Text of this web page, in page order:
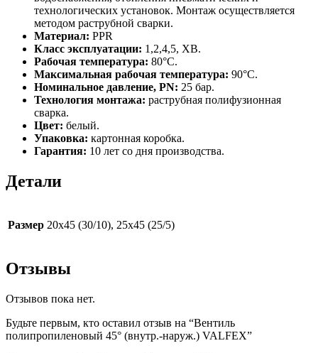
технологических установок. Монтаж осуществляется
методом раструбной сварки.
Материал: PPR
Класс эксплуатации: 1,2,4,5, ХВ.
Рабочая температура: 80°С.
Максимальная рабочая температура: 90°С.
Номинальное давление, PN: 25 бар.
Технология монтажа: раструбная полифузионная
сварка.
Цвет: белый.
Упаковка: картонная коробка.
Гарантия: 10 лет со дня производства.
Детали
Размер 20х45 (30/10), 25х45 (25/5)
Отзывы
Отзывов пока нет.
Будьте первым, кто оставил отзыв на “Вентиль
полипропиленовый 45° (внутр.-наруж.) VALFEX”